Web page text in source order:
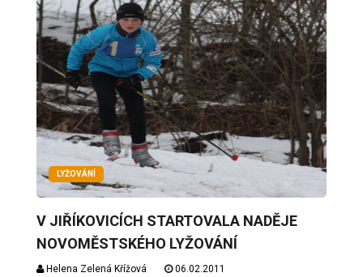
LYŽOVÁNÍ
V JIŘÍKOVICÍCH STARTOVALA NADĚJE
NOVOMĚSTSKÉHO LYŽOVÁNÍ
Helena Zelená Křížová 06.02.2011